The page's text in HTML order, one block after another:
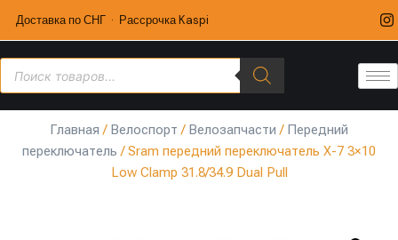
Доставка по СНГ · Рассрочка Kaspi
Главная / Велоспорт / Велозапчасти / Передний
переключатель / Sram передний переключатель X-7 3×10
Low Clamp 31.8/34.9 Dual Pull